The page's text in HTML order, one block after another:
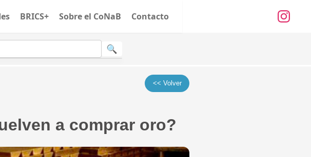
BRICS+ Sobre el CoNaB Contacto
<< Volver
a comprar oro?